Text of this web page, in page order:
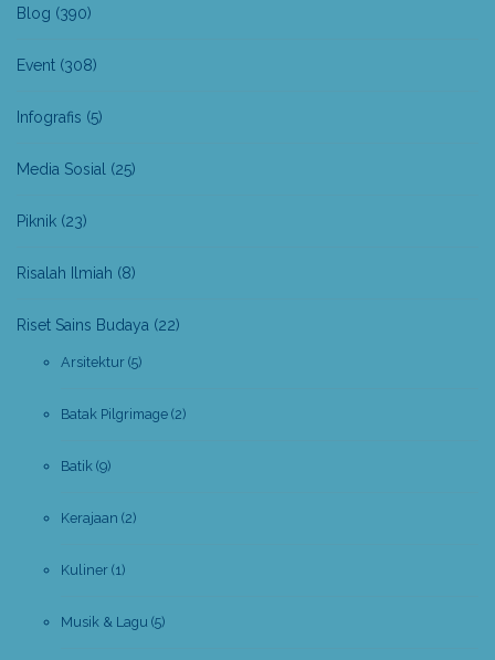
Blog (390)
Event (308)
Infografis (5)
Media Sosial (25)
Piknik (23)
Risalah Ilmiah (8)
Riset Sains Budaya (22)
Arsitektur (5)
Batak Pilgrimage (2)
Batik (9)
Kerajaan (2)
Kuliner (1)
Musik & Lagu (5)